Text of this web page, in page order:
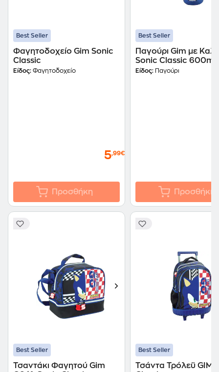
Best Seller
Φαγητοδοχείο Gim Sonic
Classic
Είδος: Φαγητοδοχείο
5,99€
Προσθήκη
Best Seller
Παγούρι Gim με
Sonic Classic 600ml
Είδος: Παγούρι
Προσθήκη
Best Seller
Τσαντάκι Φαγητού Gim
Best Seller
Τσάντα Τρόλεϋ GIM